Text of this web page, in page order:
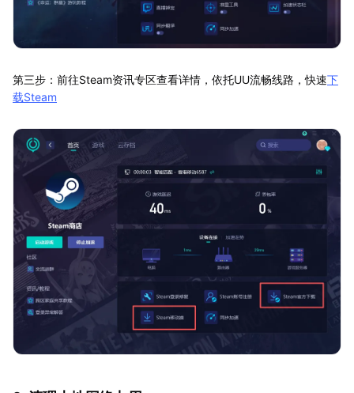
第三步：前往Steam资讯专区查看详情，依托UU流畅线路，快速下
载Steam